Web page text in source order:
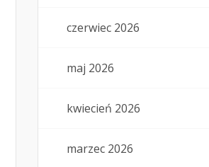
czerwiec 2026
maj 2026
kwiecień 2026
marzec 2026